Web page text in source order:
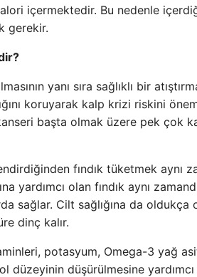
içermektedir. Bu nedenle
gerekir.
yanı sıra sağlıklı bir
koruyarak kalp krizi riskini
başta olmak üzere pek çok
fındık tüketmek aynı
yardımcı olan fındık aynı
sağlar. Cilt sağlığına da oldukça
dinç kalır.
potasyum, Omega-3 yağ
düzeyinin düşürülmesine